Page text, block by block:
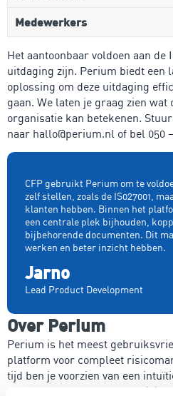
Medewerkers
Het aantoonbaar voldoen aan de
uitdaging zijn. Perium biedt een
oplossing om deze uitdaging
gaan. We laten je graag zien
organisatie kan betekenen.
naar hallo@perium.nl of bel 050 –
CFP gebruikt Perium om te
zelf stellen, zoals de IS027001,
klanten hebben. Binnen het
een centrale plek bijhouden,
bijbehorende documenten. Dit
werken en beter inzicht hebben.
Jarno
Lead Product Development
Over Perium
Perium is het meest
platform voor compleet
tijd ben je voorzien van een
managementsysteem voor